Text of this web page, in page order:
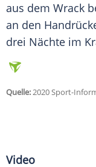
aus dem Wrack
an den
drei Nächte im
Quelle:2020 Sport-
Video